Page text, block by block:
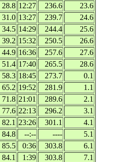
28.8 12:27 236.6
23.6
31.0 13:27 239.7
24.6
34.5 14:29 244.4
25.6
39.2 15:32 250.5
26.6
44.9 16:36 257.6
27.6
51.4 17:40 265.5
28.6
58.3 18:45 273.7
0.1
65.2 19:52 281.9
1.1
71.8 21:01 289.6
2.1
77.6 22:13 296.2
3.1
82.1 23:26 301.1
4.1
84.8 --:-- ----
5.1
85.5 0:36 303.8
6.1
84.1 1:39 303.8
7.1